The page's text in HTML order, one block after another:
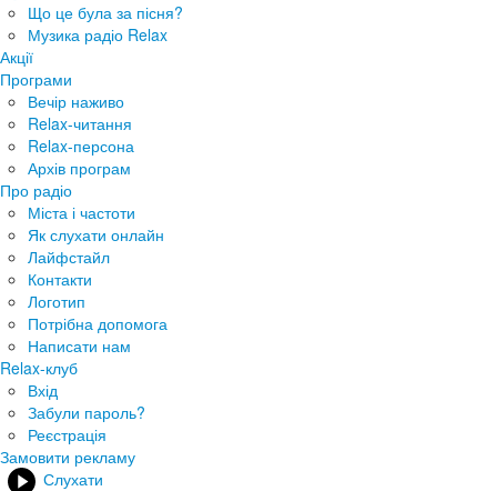
Що це була за пісня?
Музика радіо Relax
Акції
Програми
Вечір наживо
Relax-читання
Relax-персона
Архів програм
Про радіо
Міста і частоти
Як слухати онлайн
Лайфстайл
Контакти
Логотип
Потрібна допомога
Написати нам
Relax-клуб
Вхід
Забули пароль?
Реєстрація
Замовити рекламу
Слухати